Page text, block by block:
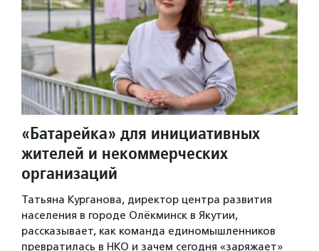
«Батарейка» для инициативных
жителей и некоммерческих
организаций
Татьяна Курганова, директор центра развития
населения в городе Олёкминск в Якутии,
рассказывает, как команда единомышленников
превратилась в НКО и зачем сегодня «заряжает»